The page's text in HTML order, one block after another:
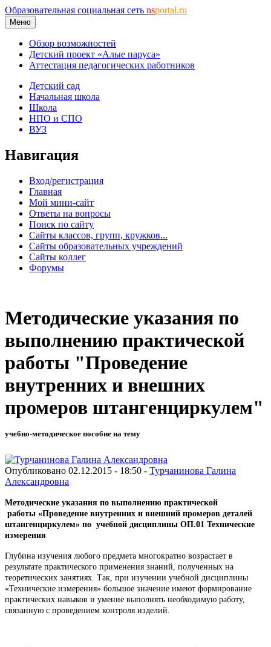
Образовательная социальная сеть nsportal.ru
Меню
Обзор возможностей
Детский проект «Алые паруса»
Аттестация педагогических работников
Детский сад
Начальная школа
Школа
НПО и СПО
ВУЗ
Навигация
Вход/регистрация
Главная
Мой мини-сайт
Ответы на вопросы
Поиск по сайту
Сайты классов, групп, кружков...
Сайты образовательных учреждений
Сайты коллег
Форумы
Методические указания по
выполнению практической
работы "Проведение
внутренних и внешних
промеров штангенциркулем"
учебно-методическое пособие на тему
Опубликовано 02.12.2015 - 18:50 - Турчанинова Галина
Александровна
Методические указания по выполнению практической
работы «Проведение внутренних и внешний промеров деталей
штангенциркулем» по учебной дисциплины ОП.01 Технические
измерения
Глубина изучения любого предмета многократно возрастает в
результате практического применения знаний, полученных на
теоретических занятиях. Так, при изучении учебной дисциплины
«Технические измерения» большое значение имеют формирование
практических навыков и умение выполнять необходимую работу,
связанную с проведением контроля изделий.